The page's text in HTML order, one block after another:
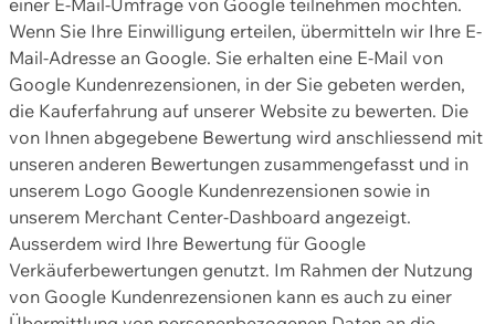
einer E-Mail-Umfrage von Google teilnehmen möchten.
Wenn Sie Ihre Einwilligung erteilen, übermitteln wir Ihre E-
Mail-Adresse an Google. Sie erhalten eine E-Mail von
Google Kundenrezensionen, in der Sie gebeten werden,
die Kauferfahrung auf unserer Website zu bewerten. Die
von Ihnen abgegebene Bewertung wird anschliessend mit
unseren anderen Bewertungen zusammengefasst und in
unserem Logo Google Kundenrezensionen sowie in
unserem Merchant Center-Dashboard angezeigt.
Ausserdem wird Ihre Bewertung für Google
Verkäuferbewertungen genutzt. Im Rahmen der Nutzung
von Google Kundenrezensionen kann es auch zu einer